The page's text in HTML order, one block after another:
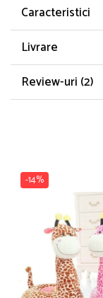
Caracteristici
Livrare
Review-uri (2)
-14%